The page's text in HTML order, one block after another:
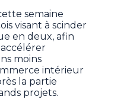
semaine
visant à scinder
en deux, afin
moins
intérieur
la partie
projets.